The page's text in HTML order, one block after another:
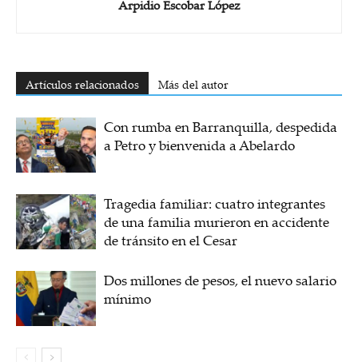
Arpidio Escobar López
Artículos relacionados Más del autor
Con rumba en Barranquilla, despedida
a Petro y bienvenida a Abelardo
Tragedia familiar: cuatro integrantes
de una familia murieron en accidente
de tránsito en el Cesar
Dos millones de pesos, el nuevo salario
mínimo